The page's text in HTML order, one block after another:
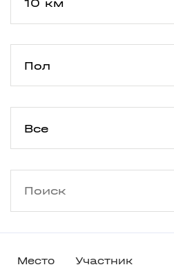
Место Участник